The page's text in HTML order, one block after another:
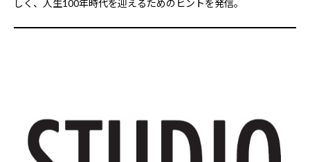
しく、人生100年時代を迎えるためのヒントを発信。